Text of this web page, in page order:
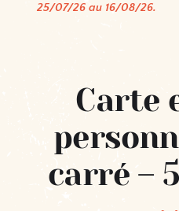
25/07/26 au 16/08/26.
Carte
carré –